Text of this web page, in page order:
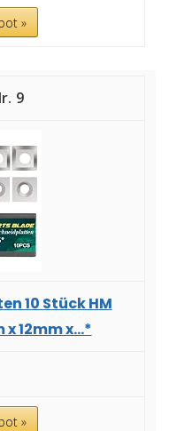
»
9
10 Stück HM
12mm x...*
»